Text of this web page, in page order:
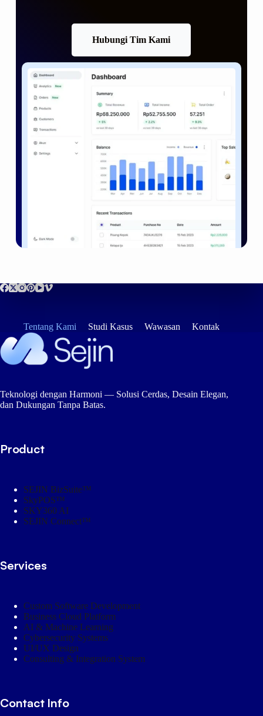
Hubungi Tim Kami
Tentang Kami Studi Kasus Wawasan Kontak
Teknologi dengan Harmoni — Solusi Cerdas, Desain Elegan,
dan Dukungan Tanpa Batas.
Product
SEJIN BizSuite™
SkyPOS™
SKY360 AI
SEJIN Connect™
Services
Custom Software Development
Business Cloud Platform
AI & Machine Learning
Cybersecurity Systems
UI/UX Design
Consulting & Integration System
Contact Info